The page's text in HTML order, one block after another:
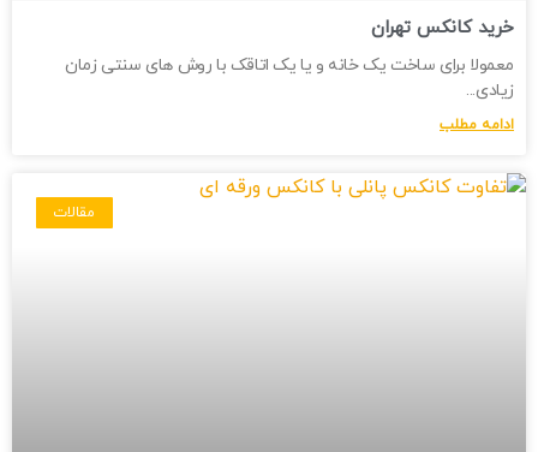
خرید کانکس تهران
معمولا برای ساخت یک خانه و یا یک اتاقک با روش های سنتی زمان
زیادی
ادامه مطلب
مقالات